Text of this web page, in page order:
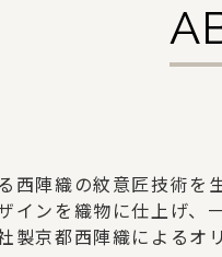
西陣織の紋意匠技術を
インを織物に仕上げ、
製京都西陣織によるオ